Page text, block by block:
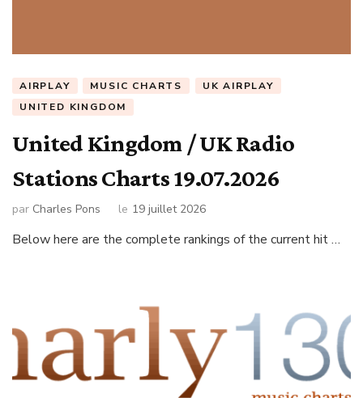
AIRPLAY MUSIC CHARTS
UK AIRPLAY
UNITED KINGDOM
United Kingdom / UK Radio
Stations Charts 19.07.2026
par Charles Pons le 19 juillet 2026
Below here are the complete rankings of the current hit …